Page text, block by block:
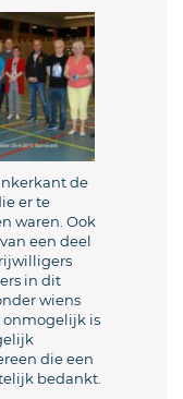
de
er te
waren. Ook
een deel
in dit
wiens
is
die een
bedankt.